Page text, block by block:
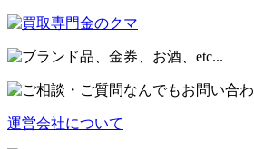
運営会社について